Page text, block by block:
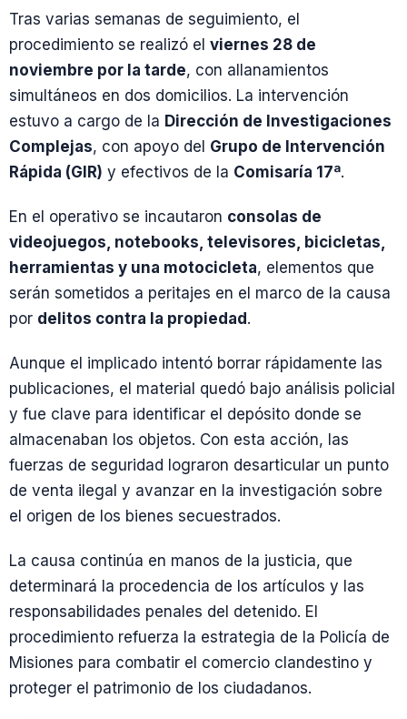
Tras varias semanas de seguimiento, el
procedimiento se realizó el viernes 28 de
noviembre por la tarde, con allanamientos
simultáneos en dos domicilios. La intervención
estuvo a cargo de la Dirección de Investigaciones
Complejas, con apoyo del Grupo de Intervención
Rápida (GIR) y efectivos de la Comisaría 17ª.
En el operativo se incautaron consolas de
videojuegos, notebooks, televisores, bicicletas,
herramientas y una motocicleta, elementos que
serán sometidos a peritajes en el marco de la causa
por delitos contra la propiedad.
Aunque el implicado intentó borrar rápidamente las
publicaciones, el material quedó bajo análisis policial
y fue clave para identificar el depósito donde se
almacenaban los objetos. Con esta acción, las
fuerzas de seguridad lograron desarticular un punto
de venta ilegal y avanzar en la investigación sobre
el origen de los bienes secuestrados.
La causa continúa en manos de la justicia, que
determinará la procedencia de los artículos y las
responsabilidades penales del detenido. El
procedimiento refuerza la estrategia de la Policía de
Misiones para combatir el comercio clandestino y
proteger el patrimonio de los ciudadanos.